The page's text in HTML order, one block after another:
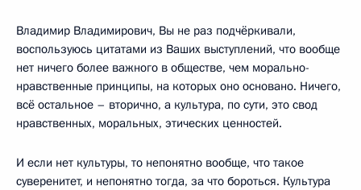
Владимир Владимирович, Вы не раз подчёркивали,
воспользуюсь цитатами из Ваших выступлений, что вообще
нет ничего более важного в обществе, чем морально-
нравственные принципы, на которых оно основано. Ничего,
всё остальное – вторично, а культура, по сути, это свод
нравственных, моральных, этических ценностей.
И если нет культуры, то непонятно вообще, что такое
суверенитет, и непонятно тогда, за что бороться. Культура